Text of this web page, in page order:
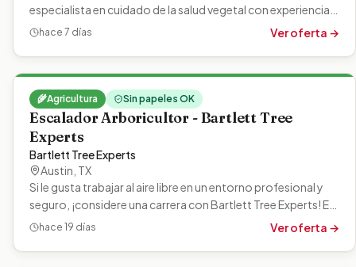
especialista en cuidado de la salud vegetal con experiencia
para monitorear y…
hace 7 días Ver oferta →
🌾Agricultura Sin papeles OK
Escalador Arboricultor - Bartlett Tree
Experts
Bartlett Tree Experts
Austin TX
Si le gusta trabajar al aire libre en un entorno profesional y
seguro, ¡considere una carrera con Bartlett Tree Experts! En
Bartlett,…
hace 19 días Ver oferta →